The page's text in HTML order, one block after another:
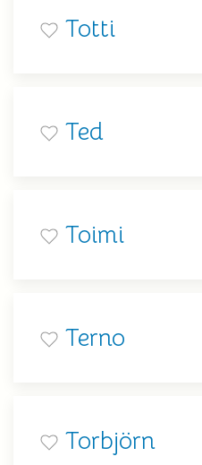
Totti
Ted
Toimi
Terno
Torbjörn